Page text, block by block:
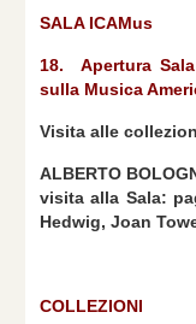
SALA ICAMus
18. Apertura
sulla Musica
Visita alle
ALBERTO
visita alla Sala:
Hedwig, Joan
COLLEZIONI